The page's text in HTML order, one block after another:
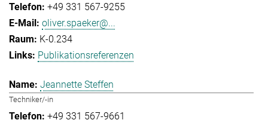
+49 331 567-9255
oliver.spaeker@...
K-0.234
Publikationsreferenzen
Jeannette Steffen
Techniker/-in
+49 331 567-9661